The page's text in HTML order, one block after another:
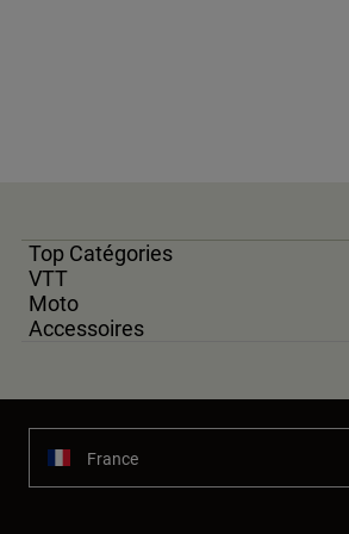
Top Catégories
VTT
Moto
Accessoires
France